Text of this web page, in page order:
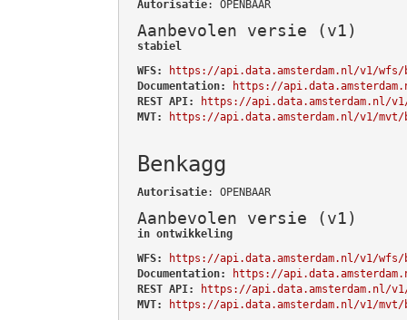
Autorisatie: OPENBAAR
Aanbevolen versie (v1)
stabiel
WFS:
https://api.data.amsterdam.nl/v1/wfs/
Documentation:
https://
REST API:
https://api.data.amsterdam.nl/
MVT:
https://api.data.amsterdam.nl/v1/mvt/
Benkagg
Autorisatie: OPENBAAR
Aanbevolen versie (v1)
in ontwikkeling
WFS:
https://api.data.amsterdam.nl/v1/wfs/
Documentation:
https://
REST API:
https://api.data.amsterdam.nl/v1/
MVT:
https://api.data.amsterdam.nl/v1/mvt/